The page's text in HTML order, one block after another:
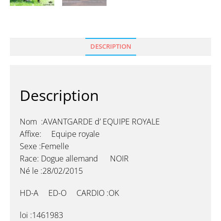
DESCRIPTION
Description
Nom :AVANTGARDE d’ EQUIPE ROYALE
Affixe: Equipe royale
Sexe :Femelle
Race: Dogue allemand NOIR
Né le :28/02/2015
HD-A ED-O CARDIO :OK
loi :1461983